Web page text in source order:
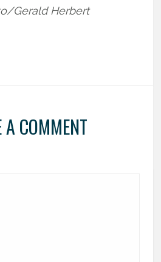
Gerald Herbert
A COMMENT